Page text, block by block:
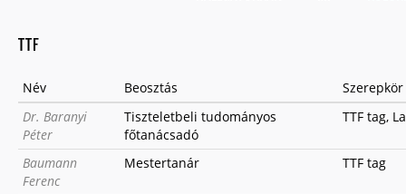
TTF
Név Beosztás
Szerepkör
Dr. Baranyi
Péter
Tiszteletbeli tudományos
főtanácsadó
TTF tag,
Baumann
Ferenc
Mestertanár TTF tag